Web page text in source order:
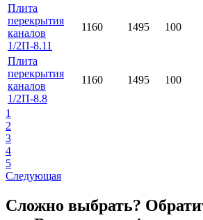
Плита
перекрытия
каналов
1/2П-8.11
1160 1495 100
Плита
перекрытия
каналов
1/2П-8.8
1160 1495 100
1
2
3
4
5
Следующая
Сложно выбрать?